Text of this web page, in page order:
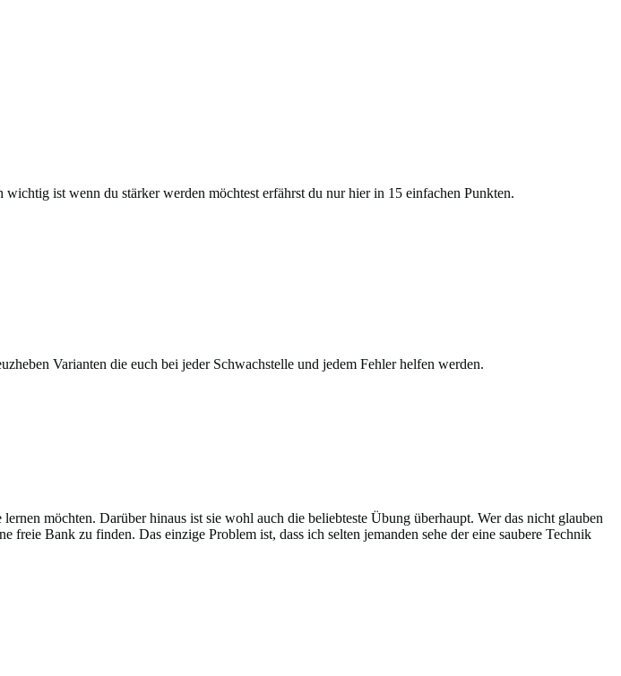
ist wenn du stärker werden möchtest erfährst du nur hier in 15 einfachen Punkten.
Varianten die euch bei jeder Schwachstelle und jedem Fehler helfen werden.
möchten. Darüber hinaus ist sie wohl auch die beliebteste Übung überhaupt. Wer das nicht glauben
Bank zu finden. Das einzige Problem ist, dass ich selten jemanden sehe der eine saubere Technik